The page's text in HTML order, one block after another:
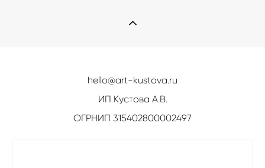
hello@art-kustova.ru
ИП Кустова А.В.
ОГРНИП 315402800002497